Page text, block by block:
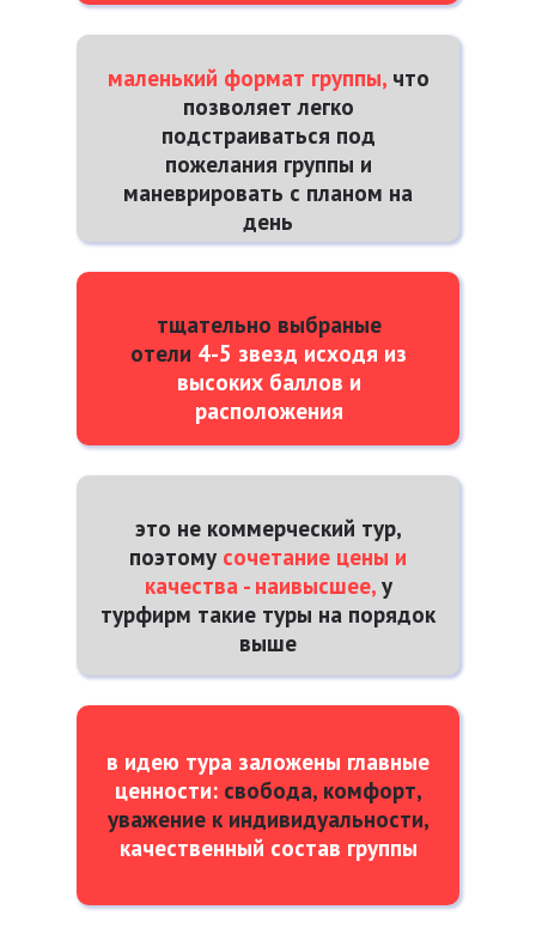
маленький формат группы, что
позволяет легко
подстраиваться под
пожелания группы и
маневрировать с планом на
день
тщательно выбраные
отели 4-5 звезд исходя из
высоких баллов и
расположения
в идею тура заложены главные
ценности: свобода, комфорт,
уважение к индивидуальности,
качественный состав группы
это не коммерческий тур,
поэтому сочетание цены и
качества - наивысшее, у
турфирм такие туры на порядок
выше